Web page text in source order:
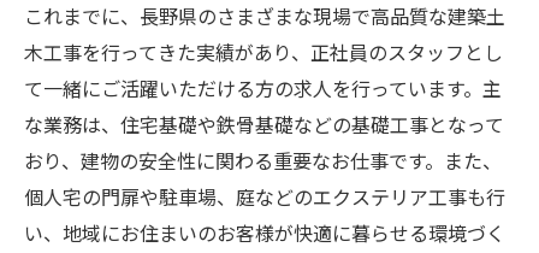
これまでに、長野県のさまざまな現場で高品質な建築土
木工事を行ってきた実績があり、正社員のスタッフとし
て一緒にご活躍いただける方の求人を行っています。主
な業務は、住宅基礎や鉄骨基礎などの基礎工事となって
おり、建物の安全性に関わる重要なお仕事です。また、
個人宅の門扉や駐車場、庭などのエクステリア工事も行
い、地域にお住まいのお客様が快適に暮らせる環境づく